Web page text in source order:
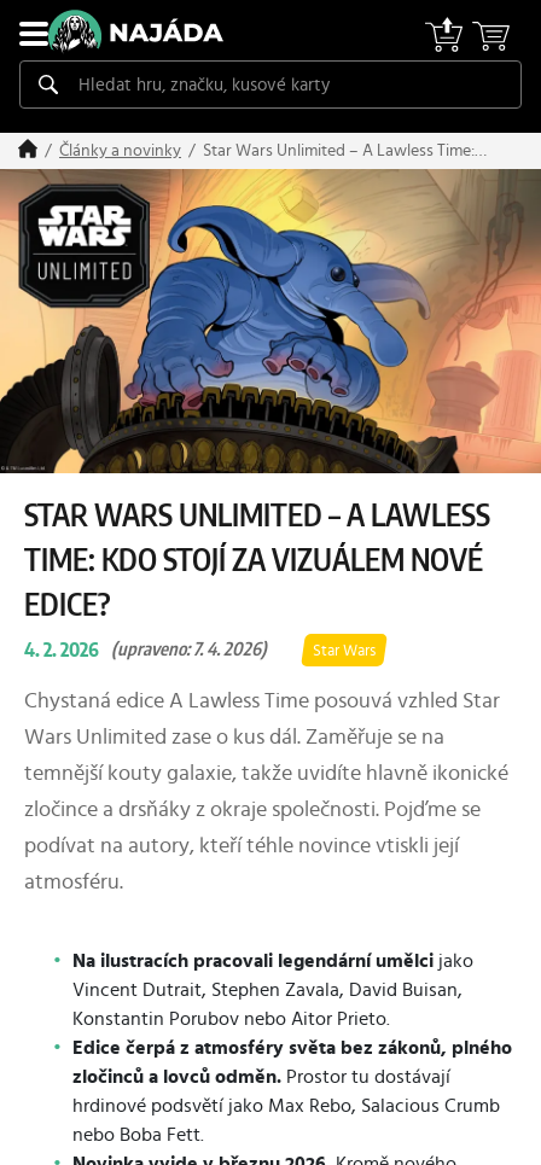
Články a novinky
Star Wars Unlimited – A Lawless Time:
Kdo stojí za vizuálem nové edice?
STAR WARS UNLIMITED – A LAWLESS
TIME: KDO STOJÍ ZA VIZUÁLEM NOVÉ
EDICE?
4. 2. 2026 (upraveno: 7. 4. 2026) Star Wars
Chystaná edice A Lawless Time posouvá vzhled Star
Wars Unlimited zase o kus dál. Zaměřuje se na
temnější kouty galaxie, takže uvidíte hlavně ikonické
zločince a drsňáky z okraje společnosti. Pojďme se
podívat na autory, kteří téhle novince vtiskli její
atmosféru.
Na ilustracích pracovali legendární umělci jako
Vincent Dutrait, Stephen Zavala, David Buisan,
Konstantin Porubov nebo Aitor Prieto.
Edice čerpá z atmosféry světa bez zákonů, plného
zločinců a lovců odměn. Prostor tu dostávají
hrdinové podsvětí jako Max Rebo, Salacious Crumb
nebo Boba Fett.